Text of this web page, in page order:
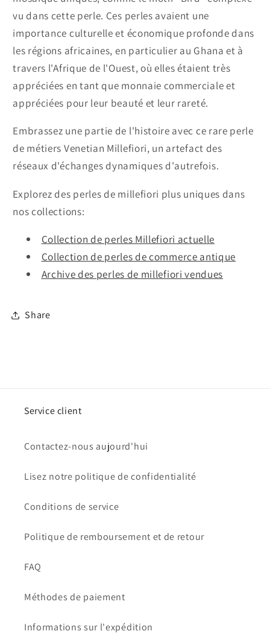
vu dans cette perle. Ces perles avaient une
importance culturelle et économique profonde dans
les régions africaines, en particulier au Ghana et à
travers l'Afrique de l'Ouest, où elles étaient très
appréciées en tant que monnaie commerciale et
appréciées pour leur beauté et leur rareté.
Embrassez une partie de l'histoire avec ce rare perle
de métiers Venetian Millefiori, un artefact des
réseaux d'échanges dynamiques d'autrefois.
Explorez des perles de millefiori plus uniques dans
nos collections:
Collection de perles Millefiori actuelle
Collection de perles de commerce antique
Archive des perles de millefiori vendues
Share
Service client
Contactez-nous aujourd'hui
Lisez notre politique de confidentialité
Conditions de service
Politique de remboursement et de retour
FAQ
Méthodes de paiement
Informations sur l'expédition